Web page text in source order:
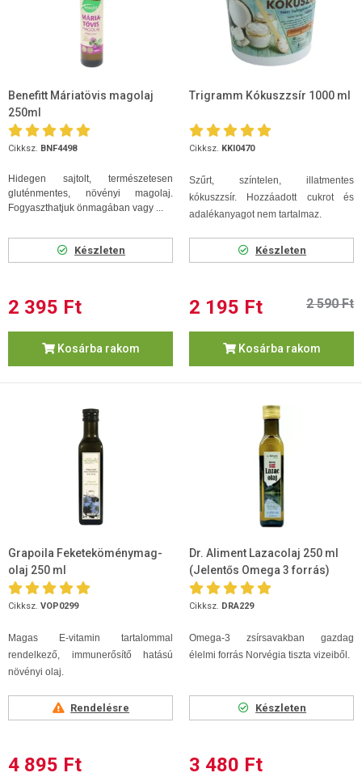
Benefitt Máriatövis magolaj
250ml
Cikksz. BNF4498
Hidegen sajtolt, természetesen
gluténmentes, növényi magolaj.
Fogyaszthatjuk önmagában vagy ...
Készleten
2 395 Ft
Kosárba rakom
Trigramm Kókuszzsír 1000 ml
Cikksz. KKI0470
Szűrt, színtelen, illatmentes
kókuszzsír. Hozzáadott cukrot és
adalékanyagot nem tartalmaz.
Készleten
2 195 Ft 2 590 Ft
Kosárba rakom
Grapoila Feketeköménymag-
olaj 250 ml
Cikksz. VOP0299
Magas E-vitamin tartalommal
rendelkező, immunerősítő hatású
növényi olaj.
Rendelésre
4 895 Ft
Dr. Aliment Lazacolaj 250 ml
(Jelentős Omega 3 forrás)
Cikksz. DRA229
Omega-3 zsírsavakban gazdag
élelmi forrás Norvégia tiszta vizeiből.
Készleten
3 480 Ft